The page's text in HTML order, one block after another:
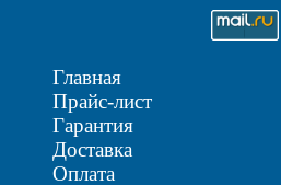
Главная
Прайс-лист
Гарантия
Доставка
Оплата